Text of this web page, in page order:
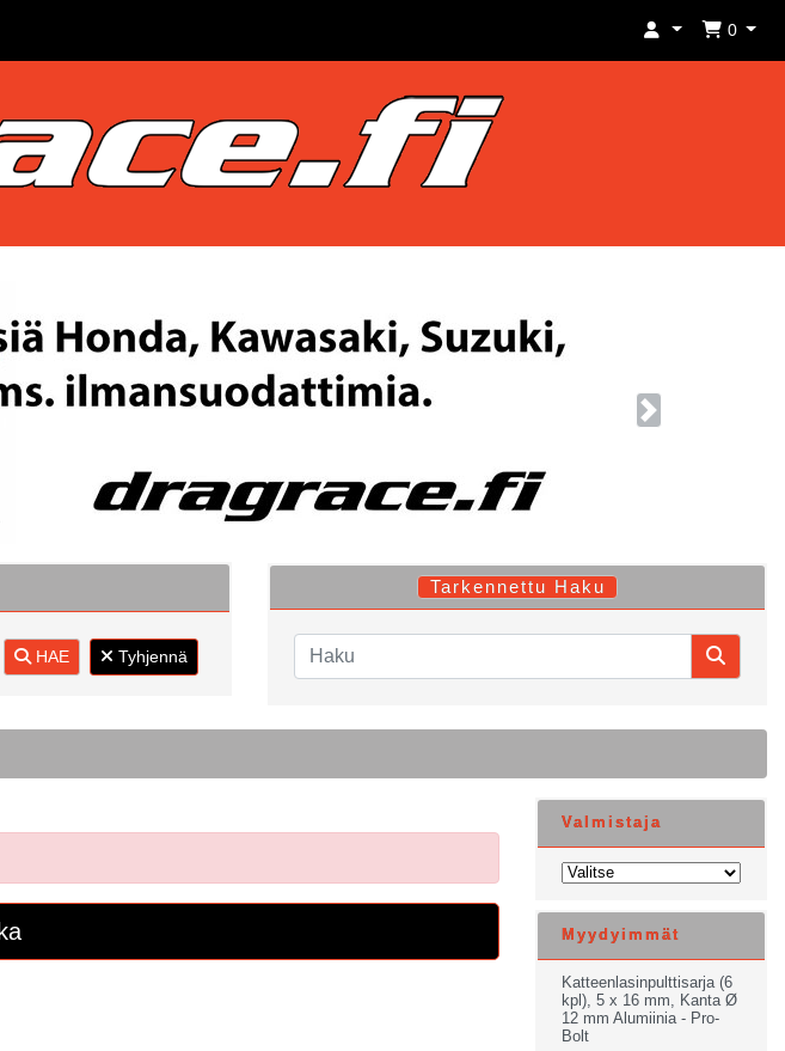
0
Next
HAE Tyhjennä
Tarkennettu Haku
Valmistaja
Myydyimmät
Katteenlasinpulttisarja (6
kpl), 5 x 16 mm, Kanta Ø
12 mm Alumiinia - Pro-
Bolt